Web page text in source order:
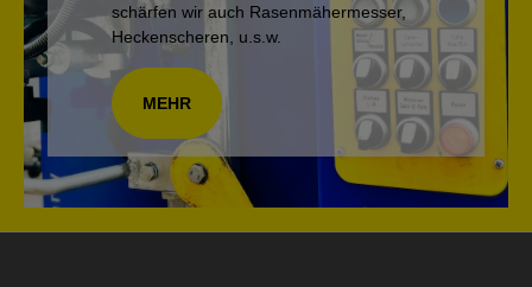
schärfen wir auch Rasenmähermesser,
Heckenscheren, u.s.w.
MEHR